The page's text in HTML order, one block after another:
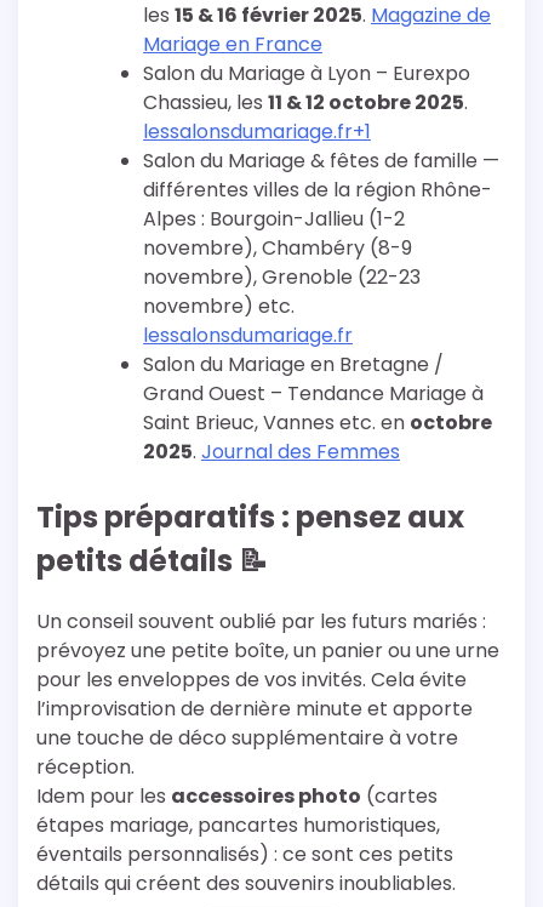
les 15 & 16 février 2025. Magazine de
Mariage en France
Salon du Mariage à Lyon – Eurexpo
Chassieu, les 11 & 12 octobre 2025.
lessalonsdumariage.fr+1
Salon du Mariage & fêtes de famille —
différentes villes de la région Rhône-
Alpes : Bourgoin-Jallieu (1-2
novembre), Chambéry (8-9
novembre), Grenoble (22-23
novembre) etc.
lessalonsdumariage.fr
Salon du Mariage en Bretagne /
Grand Ouest – Tendance Mariage à
Saint Brieuc, Vannes etc. en octobre
2025. Journal des Femmes
Tips préparatifs : pensez aux
petits détails 📝
Un conseil souvent oublié par les futurs mariés :
prévoyez une petite boîte, un panier ou une urne
pour les enveloppes de vos invités. Cela évite
l’improvisation de dernière minute et apporte
une touche de déco supplémentaire à votre
réception.
Idem pour les accessoires photo (cartes
étapes mariage, pancartes humoristiques,
éventails personnalisés) : ce sont ces petits
détails qui créent des souvenirs inoubliables.